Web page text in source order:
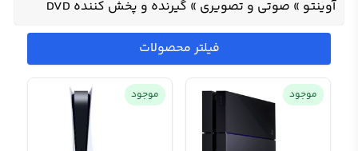
آوینتو » صوتی و تصویری » گیرنده و پخش کننده DVD
فیلتر محصولات
موجود موجود